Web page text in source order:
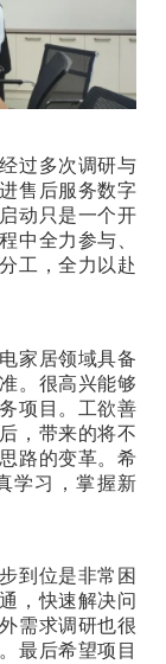
经过多次调研与
售后服务数字
动只是一个开
中全力参与、
工，全力以赴
家居领域具备
。很高兴能够
项目。工欲善
，带来的将不
路的变革。希
学习，掌握新
到位是非常困
，快速解决问
需求调研也很
最后希望项目